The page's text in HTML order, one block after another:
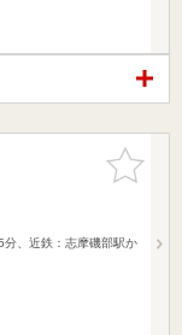
お気に入
りに追加
、近鉄：志摩磯部駅か